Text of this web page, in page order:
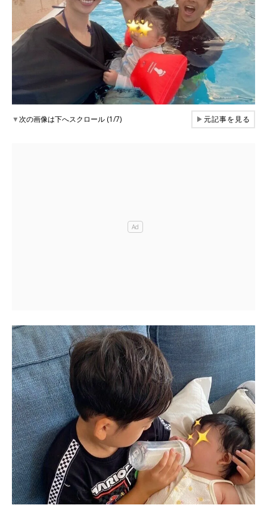
▼次の画像は下へスクロール (1/7) ▶元記事を見る